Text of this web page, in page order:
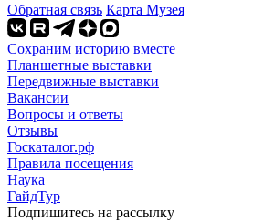
Обратная связь Карта Музея
Сохраним историю вместе
Планшетные выставки
Передвижные выставки
Вакансии
Вопросы и ответы
Отзывы
Госкаталог.рф
Правила посещения
Наука
ГайдТур
Подпишитесь на рассылку